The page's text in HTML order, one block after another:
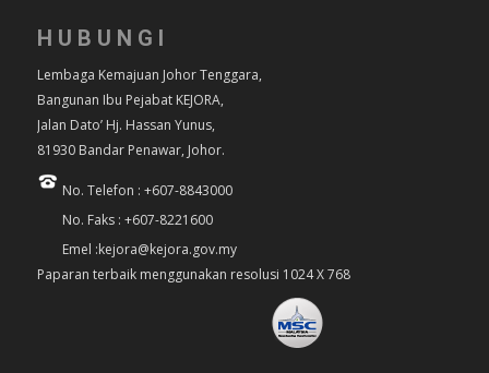
HUBUNGI
Lembaga Kemajuan Johor Tenggara,
Bangunan Ibu Pejabat KEJORA,
Jalan Dato’ Hj. Hassan Yunus,
81930 Bandar Penawar, Johor.
No. Telefon : +607-8843000
No. Faks : +607-8221600
Emel :kejora@kejora.gov.my
Paparan terbaik menggunakan resolusi 1024 X 768